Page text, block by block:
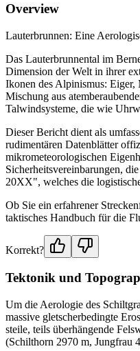
Overview
Lauterbrunnen: Eine
Das Lauterbrunnental im
Dimension der Welt in ihrer
Ikonen des Alpinismus: Eiger,
Mischung aus
Talwindsysteme, die wie
Dieser Bericht dient als
rudimentären Datenblätter
mikrometeorologischen
Sicherheitsvereinbarungen,
20XX", welches die
Ob Sie ein erfahrener
taktisches Handbuch für die
Korrekt?
Tektonik und
Um die Aerologie des
massive gletscherbedingte
steile, teils überhängende
(Schilthorn 2970 m, Jungfrau